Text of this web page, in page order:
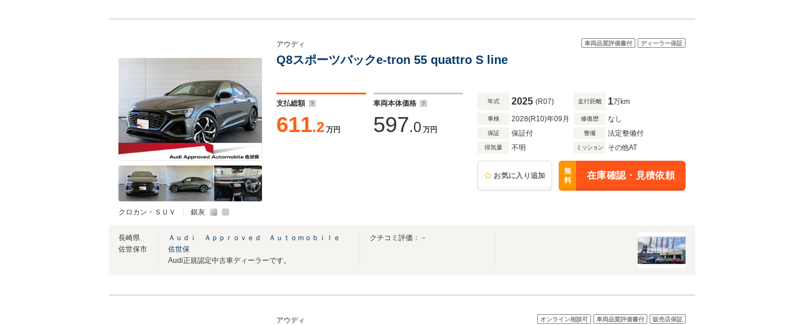
クロカン・ＳＵＶ 銀灰
車両品質評価書付 ディーラー保証
アウディ
Q8スポーツバックe-tron 55 quattro S line
支払総額
611.2 万円
車両本体価格
597.0 万円
年式 2025 (R07) 走行距離 1万km
車検 2028(R10)年09月 修復歴 なし
保証 保証付 整備 法定整備付
排気量 不明 ミッション その他AT
お気に入り追加
無
料
在庫確認・見積依頼
長崎県
佐世保市
Ａｕｄｉ Ａｐｐｒｏｖｅｄ Ａｕｔｏｍｏｂｉｌｅ
佐世保
Audi正規認定中古車ディーラーです。
クチコミ評価：－
オンライン相談可 車両品質評価書付 販売店保証
アウディ